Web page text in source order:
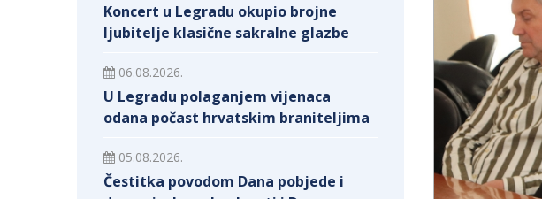
Koncert u Legradu okupio brojne
ljubitelje klasične sakralne glazbe
06.08.2026.
U Legradu polaganjem vijenaca
odana počast hrvatskim braniteljima
05.08.2026.
Čestitka povodom Dana pobjede i